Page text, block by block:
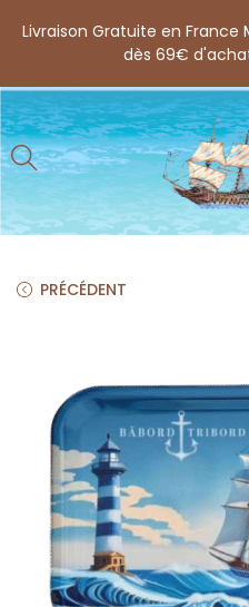
Livraison Gratuite en France
dès 69€
PRÉCÉDENT